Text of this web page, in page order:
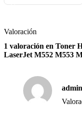
Valoración
1 valoración en Toner
LaserJet M552 M553
admin